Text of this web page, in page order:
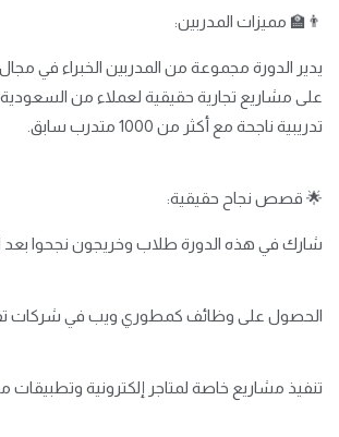
👨‍🏫 مميزات المدربين:
على مشاريع تجارية حقيقية لعملاء من السعودية
تدريبية ناجحة مع أكثر من 1000 متدرب سابق.
🌟 قصص نجاح حقيقية:
شارك في هذه الدورة طلاب وخريجون نجحوا بعد
الحصول على وظائف كمطوري ويب في شركات
تنفيذ مشاريع خاصة لمتاجر إلكترونية وتطبيقات